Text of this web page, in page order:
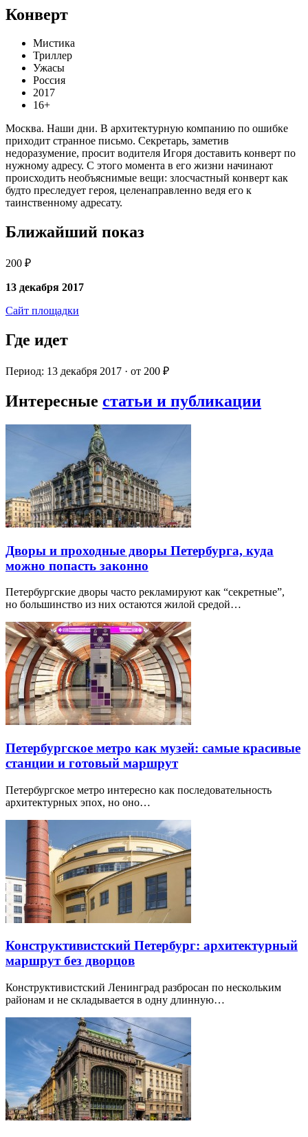
Конверт
Мистика
Триллер
Ужасы
Россия
2017
16+
Москва. Наши дни. В архитектурную компанию по ошибке
приходит странное письмо. Секретарь, заметив
недоразумение, просит водителя Игоря доставить конверт по
нужному адресу. С этого момента в его жизни начинают
происходить необъяснимые вещи: злосчастный конверт как
будто преследует героя, целенаправленно ведя его к
таинственному адресату.
Ближайший показ
200 ₽
13 декабря 2017
Сайт площадки
Где идет
Период: 13 декабря 2017 · от 200 ₽
Интересные статьи и публикации
Дворы и проходные дворы Петербурга, куда
можно попасть законно
Петербургские дворы часто рекламируют как “секретные”,
но большинство из них остаются жилой средой…
Петербургское метро как музей: самые красивые
станции и готовый маршрут
Петербургское метро интересно как последовательность
архитектурных эпох, но оно…
Конструктивистский Петербург: архитектурный
маршрут без дворцов
Конструктивистский Ленинград разбросан по нескольким
районам и не складывается в одну длинную…